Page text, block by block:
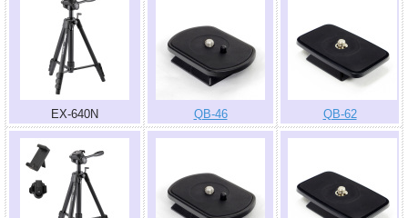
EX-640N QB-46 QB-62